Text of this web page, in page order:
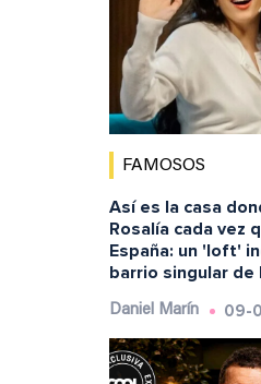
FAMOSOS
Así es la casa
Rosalía cada vez
España: un 'loft'
barrio singular de
Daniel Marín 09-